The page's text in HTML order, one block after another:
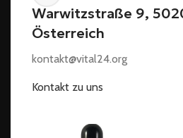
Warwitzstraße 9,
Österreich
kontakt@vital24.org
Kontakt zu uns